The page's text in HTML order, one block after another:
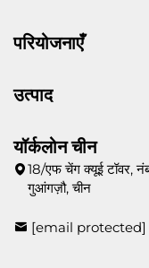
परियोजनाएँ
उत्पाद
यॉर्कलोन चीन
18/एफ चेंग क्यूई टॉवर,
गुआंगज़ौ, चीन
[email protected]